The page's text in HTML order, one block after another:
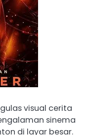
visual cerita
sinema
di layar besar.